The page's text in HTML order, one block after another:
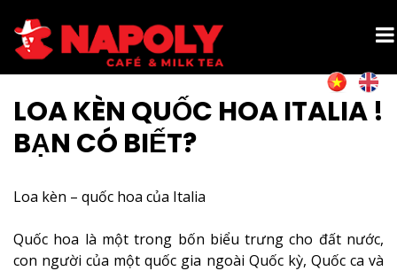
LOA KÈN QUỐC HOA ITALIA !
BẠN CÓ BIẾT?
Loa kèn – quốc hoa của Italia
Quốc hoa là một trong bốn biểu trưng cho đất nước,
con người của một quốc gia ngoài Quốc kỳ, Quốc ca và